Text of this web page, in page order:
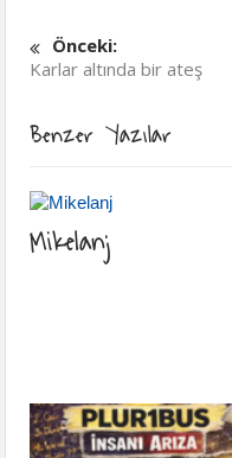
Önceki:
Karlar altında bir ateş
Benzer Yazılar
Mikelanj